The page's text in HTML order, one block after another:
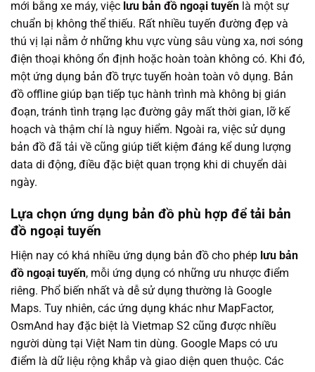
mới bằng xe máy, việc lưu bản đồ ngoại tuyến là một sự
chuẩn bị không thể thiếu. Rất nhiều tuyến đường đẹp và
thú vị lại nằm ở những khu vực vùng sâu vùng xa, nơi sóng
điện thoại không ổn định hoặc hoàn toàn không có. Khi đó,
một ứng dụng bản đồ trực tuyến hoàn toàn vô dụng. Bản
đồ offline giúp bạn tiếp tục hành trình mà không bị gián
đoạn, tránh tình trạng lạc đường gây mất thời gian, lỡ kế
hoạch và thậm chí là nguy hiểm. Ngoài ra, việc sử dụng
bản đồ đã tải về cũng giúp tiết kiệm đáng kể dung lượng
data di động, điều đặc biệt quan trọng khi di chuyển dài
ngày.
Lựa chọn ứng dụng bản đồ phù hợp để tải bản
đồ ngoại tuyến
Hiện nay có khá nhiều ứng dụng bản đồ cho phép lưu bản
đồ ngoại tuyến, mỗi ứng dụng có những ưu nhược điểm
riêng. Phổ biến nhất và dễ sử dụng thường là Google
Maps. Tuy nhiên, các ứng dụng khác như MapFactor,
OsmAnd hay đặc biệt là Vietmap S2 cũng được nhiều
người dùng tại Việt Nam tin dùng. Google Maps có ưu
điểm là dữ liệu rộng khắp và giao diện quen thuộc. Các